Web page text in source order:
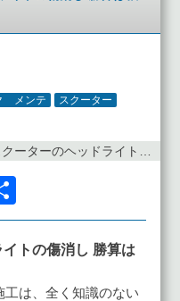
メンテ
スクーター
ーのヘッドライトの傷消し 勝算は根気
有
トの傷消し 勝算は
は、全く知識のない